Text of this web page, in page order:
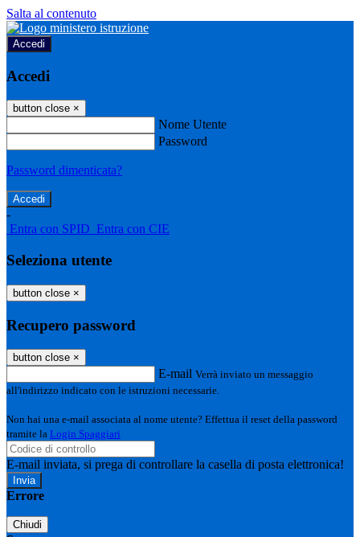
Salta al contenuto
Accedi
Accedi
button close ×
Nome Utente
Password
Password dimenticata?
-
Entra con SPID Entra con CIE
Seleziona utente
button close ×
Recupero password
button close ×
E-mail Verrà inviato un messaggio
all'indirizzo indicato con le istruzioni necessarie.
Non hai una e-mail associata al nome utente? Effettua il reset della password
tramite la Login Spaggiari
E-mail inviata, si prega di controllare la casella di posta elettronica!
Errore
Chiudi